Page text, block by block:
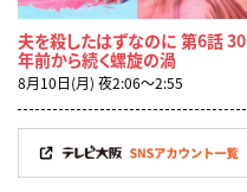
夫を殺したはずなのに 第6話 30
年前から続く螺旋の渦
8月10日(月) 夜2:06〜2:55